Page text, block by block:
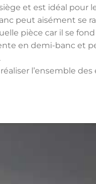
et est idéal pour
peut aisément se
pièce car il se
en demi-banc et
l’ensemble des